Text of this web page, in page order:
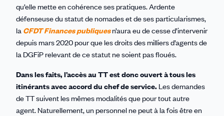
qu’elle mette en cohérence ses pratiques. Ardente
défenseuse du statut de nomades et de ses particularismes,
la CFDT Finances publiques n’aura eu de cesse d’intervenir
depuis mars 2020 pour que les droits des milliers d’agents de
la DGFiP relevant de ce statut ne soient pas floués.
Dans les faits, l’accès au TT est donc ouvert à tous les
itinérants avec accord du chef de service. Les demandes
de TT suivent les mêmes modalités que pour tout autre
agent. Naturellement, un personnel ne peut à la fois être en